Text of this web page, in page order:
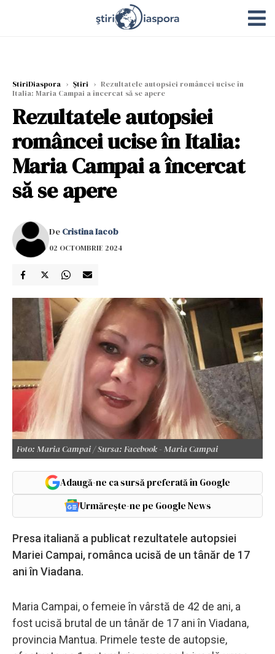
StiriDiaspora › Știri › Rezultatele autopsiei româncei ucise în
Italia: Maria Campai a încercat să se apere
Rezultatele autopsiei
româncei ucise în Italia:
Maria Campai a încercat
să se apere
De Cristina Iacob
02 OCTOMBRIE 2024
Foto: Maria Campai / Sursa: Facebook - Maria Campai
Adaugă-ne ca sursă preferată în Google
Urmărește-ne pe Google News
Presa italiană a publicat rezultatele autopsiei
Mariei Campai, românca ucisă de un tânăr de 17
ani în Viadana.
Maria Campai, o femeie în vârstă de 42 de ani, a
fost ucisă brutal de un tânăr de 17 ani în Viadana,
provincia Mantua. Primele teste de autopsie,